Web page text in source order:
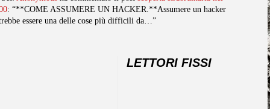
: “**COME ASSUMERE UN HACKER.**Assumere un hacker
essere una delle cose più difficili da…”
LETTORI FISSI